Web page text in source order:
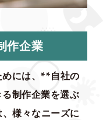
作企業
めには、**自社の
制作企業を選ぶ
様々なニーズに